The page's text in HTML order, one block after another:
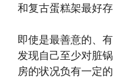
和复古蛋糕架最好
即使是最善意的、
发现自己至少对脏
房的状况负有一定